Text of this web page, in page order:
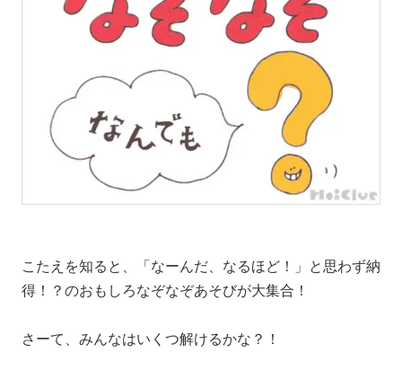
こたえを知ると、「なーんだ、なるほど！」と思わず納
得！？のおもしろなぞなぞあそびが大集合！
さーて、みんなはいくつ解けるかな？！